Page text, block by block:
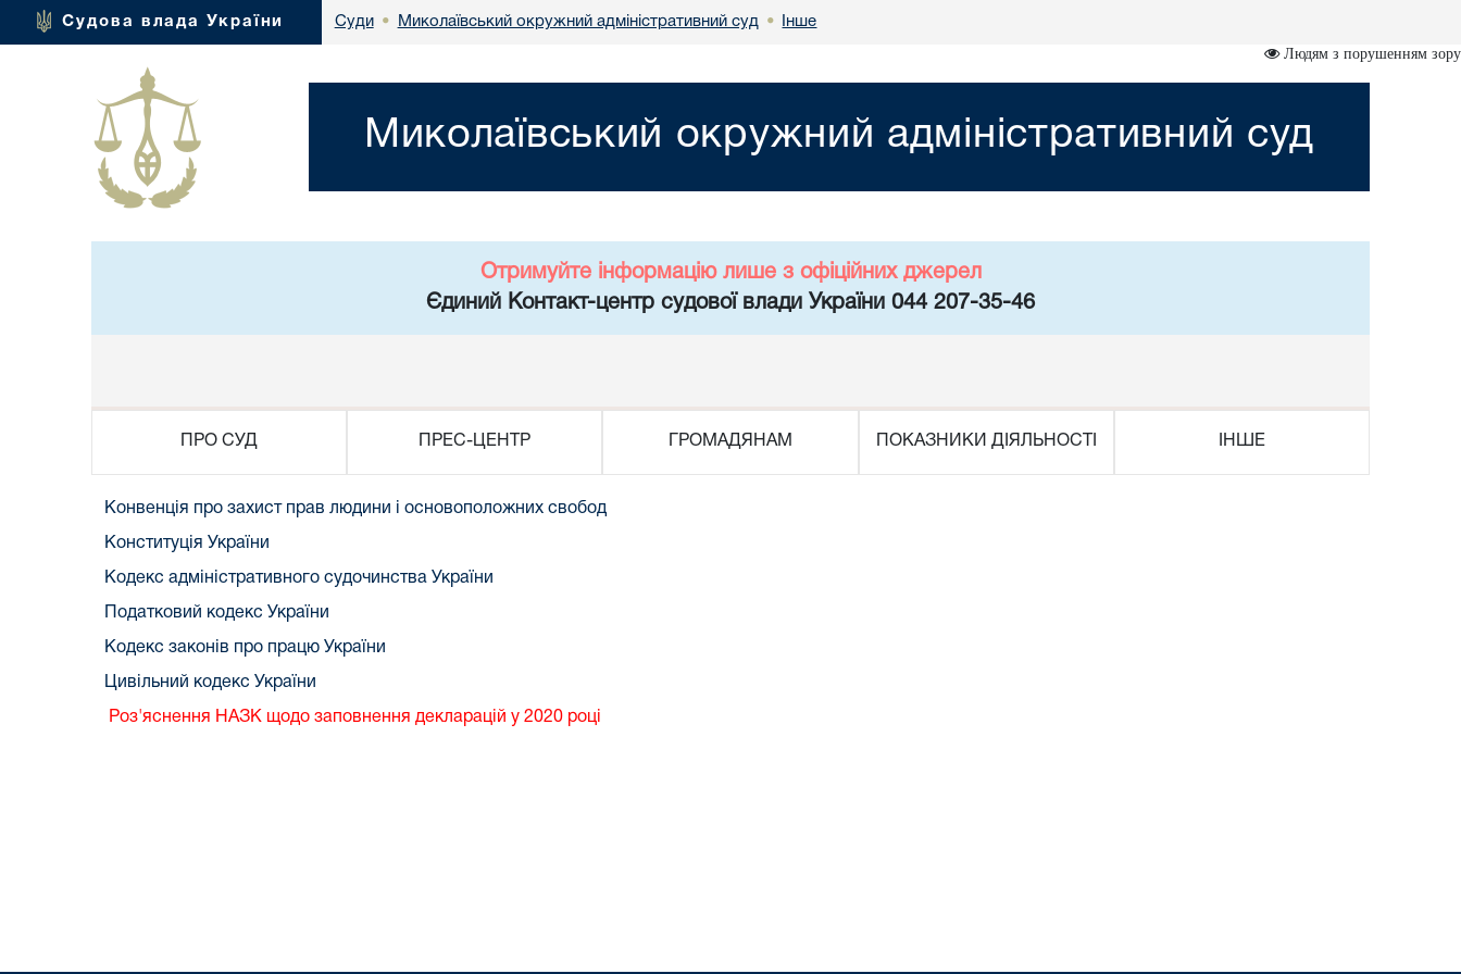
Судова влада України Суди • Миколаївський окружний адміністративний суд • Інше
Людям з порушенням зору
Миколаївський окружний адміністративний суд
Отримуйте інформацію лише з офіційних джерел
Єдиний Контакт-центр судової влади України 044 207-35-46
ПРО СУД ПРЕС-ЦЕНТР ГРОМАДЯНАМ ПОКАЗНИКИ ДІЯЛЬНОСТІ ІНШЕ
Конвенція про захист прав людини і основоположних свобод
Конституція України
Кодекс адміністративного судочинства України
Податковий кодекс України
Кодекс законів про працю України
Цивільний кодекс України
Роз'яснення НАЗК щодо заповнення декларацій у 2020 році